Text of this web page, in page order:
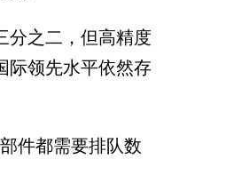
之二，但高精度
际领先水平依然存
件都需要排队数